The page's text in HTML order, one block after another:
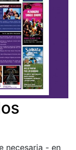
necesaria - en